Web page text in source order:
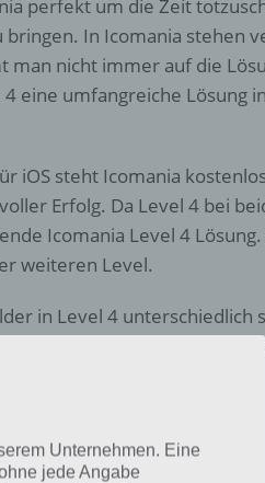
perfekt um die Zeit
In Icomania stehen
nicht immer auf die
eine umfangreiche Lösung
iOS steht Icomania
Erfolg. Da Level 4 bei
Icomania Level 4
weiteren Level.
in Level 4 unterschiedlich
Frage zu einem
beschreiben.
Unternehmen. Eine
jede Angabe